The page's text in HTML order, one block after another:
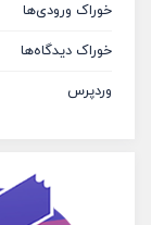
خوراک ورودی‌ها
خوراک دیدگاه‌ها
وردپرس